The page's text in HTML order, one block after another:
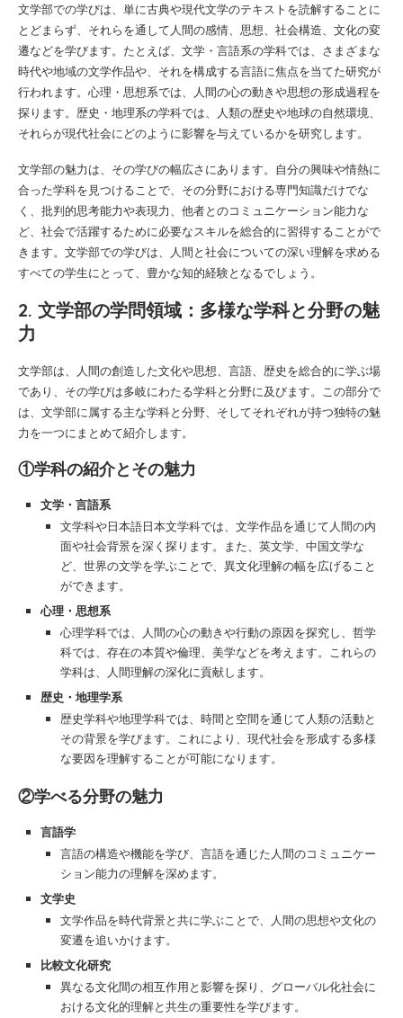
文学部での学びは、単に古典や現代文学のテキストを読解することに
とどまらず、それらを通して人間の感情、思想、社会構造、文化の変
遷などを学びます。たとえば、文学・言語系の学科では、さまざまな
時代や地域の文学作品や、それを構成する言語に焦点を当てた研究が
行われます。心理・思想系では、人間の心の動きや思想の形成過程を
探ります。歴史・地理系の学科では、人類の歴史や地球の自然環境、
それらが現代社会にどのように影響を与えているかを研究します。
文学部の魅力は、その学びの幅広さにあります。自分の興味や情熱に
合った学科を見つけることで、その分野における専門知識だけでな
く、批判的思考能力や表現力、他者とのコミュニケーション能力な
ど、社会で活躍するために必要なスキルを総合的に習得することがで
きます。文学部での学びは、人間と社会についての深い理解を求める
すべての学生にとって、豊かな知的経験となるでしょう。
2. 文学部の学問領域：多様な学科と分野の魅
力
文学部は、人間の創造した文化や思想、言語、歴史を総合的に学ぶ場
であり、その学びは多岐にわたる学科と分野に及びます。この部分で
は、文学部に属する主な学科と分野、そしてそれぞれが持つ独特の魅
力を一つにまとめて紹介します。
①学科の紹介とその魅力
文学・言語系
文学科や日本語日本文学科では、文学作品を通じて人間の内
面や社会背景を深く探ります。また、英文学、中国文学な
ど、世界の文学を学ぶことで、異文化理解の幅を広げること
ができます。
心理・思想系
心理学科では、人間の心の動きや行動の原因を探究し、哲学
科では、存在の本質や倫理、美学などを考えます。これらの
学科は、人間理解の深化に貢献します。
歴史・地理学系
歴史学科や地理学科では、時間と空間を通じて人類の活動と
その背景を学びます。これにより、現代社会を形成する多様
な要因を理解することが可能になります。
②学べる分野の魅力
言語学
言語の構造や機能を学び、言語を通じた人間のコミュニケー
ション能力の理解を深めます。
文学史
文学作品を時代背景と共に学ぶことで、人間の思想や文化の
変遷を追いかけます。
比較文化研究
異なる文化間の相互作用と影響を探り、グローバル化社会に
おける文化的理解と共生の重要性を学びます。